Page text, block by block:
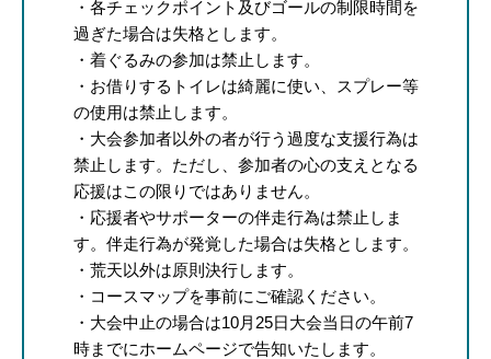
・各チェックポイント及びゴールの制限時間を
過ぎた場合は失格とします。
・着ぐるみの参加は禁止します。
・お借りするトイレは綺麗に使い、スプレー等
の使用は禁止します。
・大会参加者以外の者が行う過度な支援行為は
禁止します。ただし、参加者の心の支えとなる
応援はこの限りではありません。
・応援者やサポーターの伴走行為は禁止しま
す。伴走行為が発覚した場合は失格とします。
・荒天以外は原則決行します。
・コースマップを事前にご確認ください。
・大会中止の場合は10月25日大会当日の午前7
時までにホームページで告知いたします。